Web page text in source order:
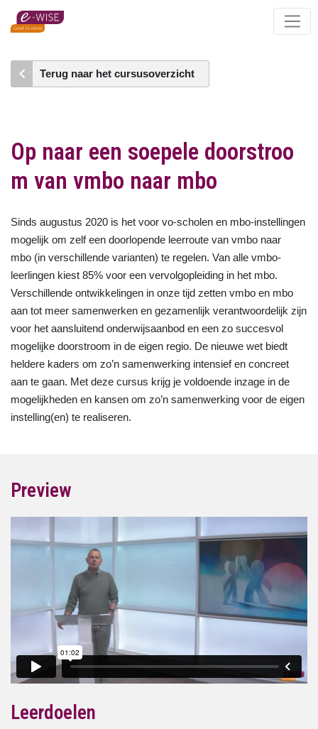
Skip
content
Terug naar het cursusoverzicht
Op naar een soepele doorstroo
m van vmbo naar mbo
Sinds augustus 2020 is het voor vo-scholen en mbo-instellingen
mogelijk om zelf een doorlopende leerroute van vmbo naar
mbo (in verschillende varianten) te regelen. Van alle vmbo-
leerlingen kiest 85% voor een vervolgopleiding in het mbo.
Verschillende ontwikkelingen in onze tijd zetten vmbo en mbo
aan tot meer samenwerken en gezamenlijk verantwoordelijk zijn
voor het aansluitend onderwijsaanbod en een zo succesvol
mogelijke doorstroom in de eigen regio. De nieuwe wet biedt
heldere kaders om zo’n samenwerking intensief en concreet
aan te gaan. Met deze cursus krijg je voldoende inzage in de
mogelijkheden en kansen om zo’n samenwerking voor de eigen
instelling(en) te realiseren.
Preview
Leerdoelen